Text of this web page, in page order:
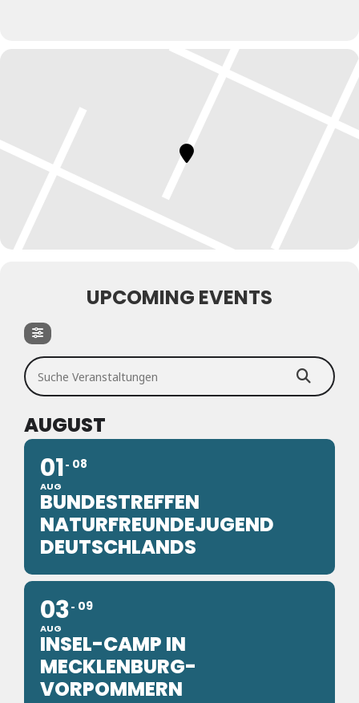
UPCOMING EVENTS
Suche Veranstaltungen
AUGUST
01
AUG
08
BUNDESTREFFEN
NATURFREUNDEJUGEND
DEUTSCHLANDS
03
AUG
09
INSEL-CAMP IN
MECKLENBURG-
VORPOMMERN